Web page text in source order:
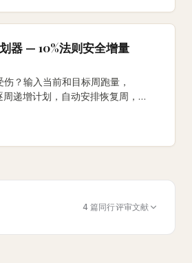
器 — 10%法则安全增量
？输入当前和目标周跑量，
递增计划，自动安排恢复周，
4 篇同行评审文献